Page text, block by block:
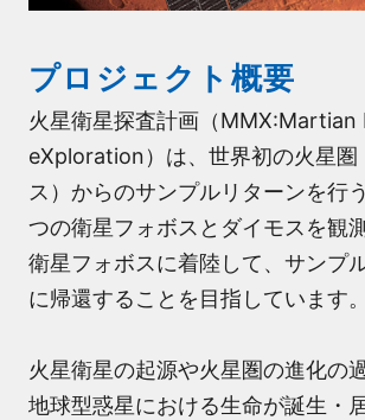
プロジェクト概要
火星衛星探査計画（MMX:Martian
eXploration）は、世界初の火星圏
ス）からのサンプルリターンを行
つの衛星フォボスとダイモスを観
衛星フォボスに着陸して、サンプ
に帰還することを目指しています。
火星衛星の起源や火星圏の進化の
地球型惑星における生命が誕生・